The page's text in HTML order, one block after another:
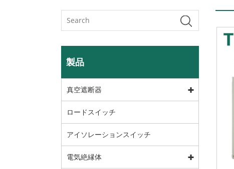
製品
真空遮断器
ロードスイッチ
アイソレーションスイッチ
電気絶縁体